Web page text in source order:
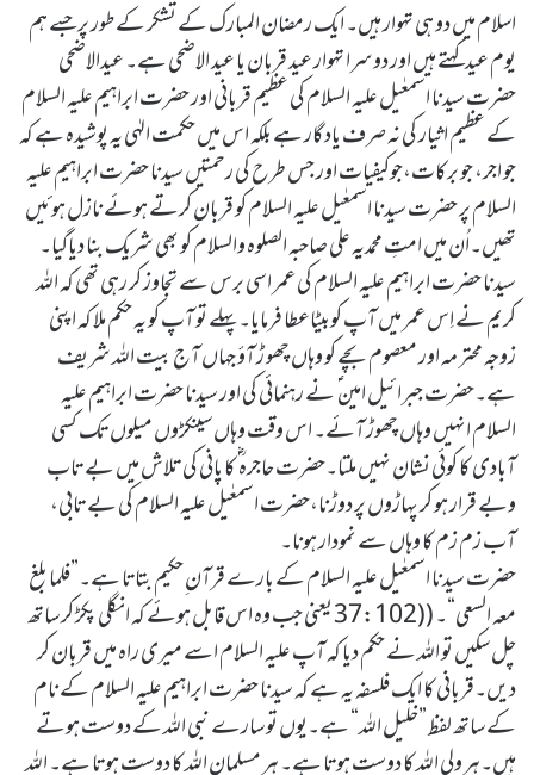
اسلام میں دو ہی تہوار ہیں۔ ایک رمضان المبارک کے تشکر کے طور پر جسے ہم
یوم عید کہتے ہیں اور دوسرا تہوار عید قربان یا عید الاضحی ہے۔ عیدالاضحی
حضرت سیدنا اسمعٰیل علیہ السلام کی عظیم قربانی اور حضرت ابراہیم علیہ السلام
کے عظیم اثیار کی نہ صرف یاد گار ہے بلکہ اس میں حکمت الہٰی یہ پوشیدہ ہے کہ
جو اجر، جو برکات،جوکیفیات اور جس طرح کی رحمتیں سیدنا حضرت ابراہیم علیہ
السلام پر حضرت سیدنا اسمعٰیل علیہ السلام کو قربان کرتے ہوئے نازل ہوئیں
تھیں۔اُن میں امتِ محمدیہ علی صاحبہ الصلوہ والسلام کو بھی شریک بنا دیاگیا۔
سیدنا حضرت ابراہیم علیہ السلام کی عمر اسی برس سے تجاوز کر رہی تھی کہ اللہ
کریم نے اِس عمر میں آپ کوبیٹاعطا فرمایا۔پہلے تو آپ کو یہ حکم ملا کہ اپنی
زوجہ محتر مہ اور معصوم بچے کو وہاں چھو ڑ آؤ جہاں آج بیت اللہ شریف
ہے۔حضرت جبرائیل امین ؑ نے رہنمائی کی اور سیدنا حضرت ابراہیم علیہ
السلام انہیں وہاں چھوڑ آئے۔ اس وقت وہاں سینکڑوں میلوں تک کسی
آبادی کا کوئی نشان نہیں ملتا۔حضرت حاجرہ ؓ کا پانی کی تلاش میں بے تاب
وبے قرار ہو کر پہاڑوں پر دوڑنا،حضرت اسمعٰیل علیہ السلام کی بے تابی،
آب زم زم کا وہاں سے نمودار ہونا۔
حضرت سیدنا اسمعٰیل علیہ السلام کے بارے قرآن ِحکیم بتاتا ہے۔”فلما بلغ
معہ السعی“۔ ((37:102 یعنی جب وہ اس قابل ہوئے کہ انگلی پکڑ کر ساتھ
چل سکیں تو اللہ نے حکم دیا کہ آپ علیہ السلام اسے میری راہ میں قربان کر
دیں۔قربانی کا ایک فلسفہ یہ ہے کہ سیدنا حضرت ابراہیم علیہ السلام کے نام
کے ساتھ لفظ ”خلیل اللہ“ ہے۔یوں تو سارے نبی اللہ کے دوست ہوتے
ہیں۔ہر ولی اللہ کا دوست ہوتا ہے۔ ہر مسلمان اللہ کا دوست ہوتا ہے۔ اللہ